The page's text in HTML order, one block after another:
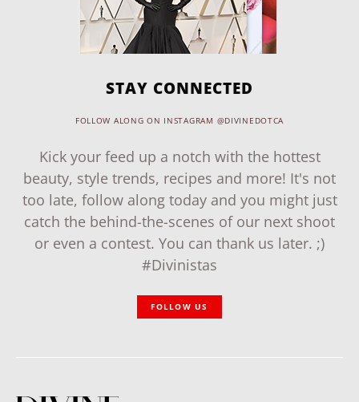
STAY CONNECTED
FOLLOW ALONG ON INSTAGRAM @DIVINEDOTCA
Kick your feed up a notch with the hottest
beauty, style trends, recipes and more! It's not
too late, follow along today and you might just
catch the behind-the-scenes of our next shoot
or even a contest. You can thank us later. ;)
#Divinistas
FOLLOW US